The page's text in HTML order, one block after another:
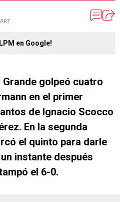
en Google!
golpeó cuatro
en el primer
de Ignacio Scocco
En la segunda
el quinto para darle
instante después
el 6-0.